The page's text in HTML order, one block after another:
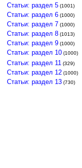
Статьи: раздел 5 (1001)
Статьи: раздел 6 (1000)
Статьи: раздел 7 (1000)
Статьи: раздел 8 (1013)
Статьи: раздел 9 (1000)
Статьи: раздел 10 (1000)
Статьи: раздел 11 (329)
Статьи: раздел 12 (1000)
Статьи: раздел 13 (730)